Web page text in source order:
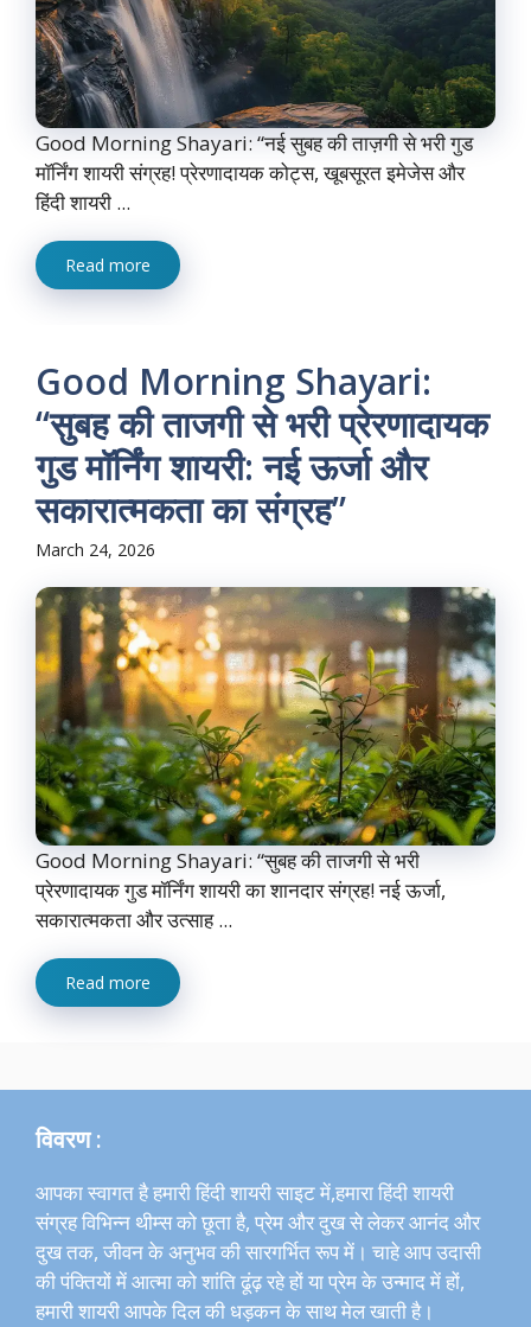
Good Morning Shayari: “नई सुबह की ताज़गी से भरी गुड
मॉर्निंग शायरी संग्रह! प्रेरणादायक कोट्स, खूबसूरत इमेजेस और
हिंदी शायरी ...
Read more
Good Morning Shayari:
“सुबह की ताजगी से भरी प्रेरणादायक
गुड मॉर्निंग शायरी: नई ऊर्जा और
सकारात्मकता का संग्रह”
March 24, 2026
Good Morning Shayari: “सुबह की ताजगी से भरी
प्रेरणादायक गुड मॉर्निंग शायरी का शानदार संग्रह! नई ऊर्जा,
सकारात्मकता और उत्साह ...
Read more
विवरण :
आपका स्वागत है हमारी हिंदी शायरी साइट में,हमारा हिंदी शायरी
संग्रह विभिन्न थीम्स को छूता है, प्रेम और दुख से लेकर आनंद और
दुख तक, जीवन के अनुभव की सारगर्भित रूप में। चाहे आप उदासी
की पंक्तियों में आत्मा को शांति ढूंढ़ रहे हों या प्रेम के उन्माद में हों,
हमारी शायरी आपके दिल की धड़कन के साथ मेल खाती है।